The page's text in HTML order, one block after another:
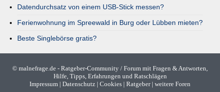
Datendurchsatz von einem USB-Stick messen?
Ferienwohnung im Spreewald in Burg oder Lübben mieten?
Beste Singlebörse gratis?
© malnefrage.de - Ratgeber-Community / Forum mit Fragen & Antworten,
Hilfe, Tipps, Erfahrungen und Ratschlägen
Impressum | Datenschutz | Cookies | Ratgeber| weitere Foren